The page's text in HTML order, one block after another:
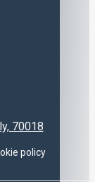
70018
policy